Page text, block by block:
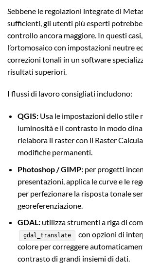
Sebbene le regolazioni integrate di
sufficienti, gli utenti più esperti
controllo ancora maggiore. In questi
l’ortomosaico con impostazioni neutre
correzioni tonali in un software
risultati superiori.
I flussi di lavoro consigliati includono:
QGIS:Usa le impostazioni dello stile
luminosità e il contrasto in modo
rielabora il raster con il Raster
modifiche permanenti.
Photoshop / GIMP:per progetti
presentazioni, applica le curve e le
per perfezionare la risposta tonale
georeferenziazione.
GDAL:utilizza strumenti a riga di
gdal_translate
con opzioni di
colore per correggere
contrasto di grandi insiemi di dati.